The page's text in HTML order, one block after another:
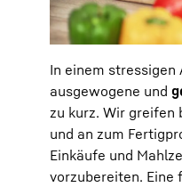
In einem stressigen
ausgewogene und
zu kurz. Wir greifen
und an zum
Einkäufe und
vorzubereiten. Eine